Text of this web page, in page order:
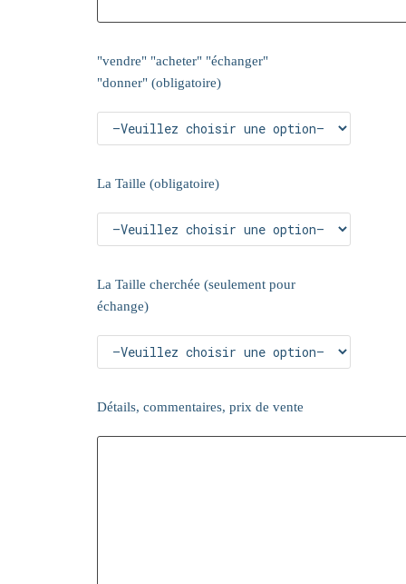
"vendre" "acheter" "échanger"
"donner" (obligatoire)
La Taille (obligatoire)
La Taille cherchée (seulement pour
échange)
Détails, commentaires, prix de vente